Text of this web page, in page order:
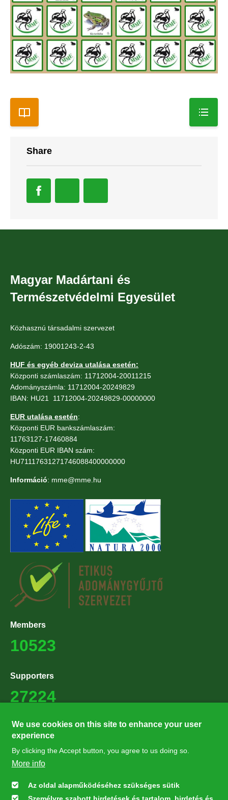
Share
Magyar Madártani és
Természetvédelmi Egyesület
Közhasznú társadalmi szervezet
Adószám: 19001243-2-43
HUF és egyéb deviza utalása esetén:
Központi számlaszám: 11712004-20011215
Adományszámla: 11712004-20249829
IBAN: HU21 11712004-20249829-00000000
EUR utalása esetén:
Központi EUR bankszámlaszám:
11763127-17460884
Központi EUR IBAN szám:
HU71117631271746088400000000
Információ: mme@mme.hu
Members
10523
Supporters
27224
Hírlevél feliratkozás
We use cookies on this site to enhance your user
experience
By clicking the Accept button, you agree to us doing so.
More info
Az oldal alapműködéséhez szükséges sütik